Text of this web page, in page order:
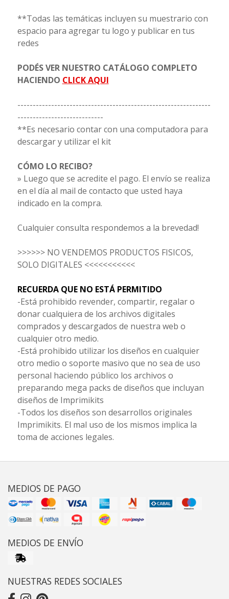
**Todas las temáticas incluyen su muestrario con
espacio para agregar tu logo y publicar en tus
redes
PODÉS VER NUESTRO CATÁLOGO COMPLETO
HACIENDO CLICK AQUI
---------------------------------------------------------------
----------------------------
**Es necesario contar con una computadora para
descargar y utilizar el kit
CÓMO LO RECIBO?
» Luego que se acredite el pago. El envío se realiza
en el día al mail de contacto que usted haya
indicado en la compra.
Cualquier consulta respondemos a la brevedad!
>>>>>> NO VENDEMOS PRODUCTOS FISICOS,
SOLO DIGITALES <<<<<<<<<<<
RECUERDA QUE NO ESTÁ PERMITIDO
-Está prohibido revender, compartir, regalar o
donar cualquiera de los archivos digitales
comprados y descargados de nuestra web o
cualquier otro medio.
-Está prohibido utilizar los diseños en cualquier
otro medio o soporte masivo que no sea de uso
personal haciendo público los archivos o
preparando mega packs de diseños que incluyan
diseños de Imprimikits
-Todos los diseños son desarrollos originales
Imprimikits. El mal uso de los mismos implica la
toma de acciones legales.
MEDIOS DE PAGO
MEDIOS DE ENVÍO
NUESTRAS REDES SOCIALES